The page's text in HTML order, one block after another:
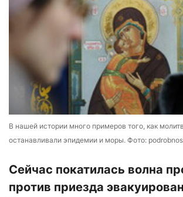
В нашей истории много примеров того, как
останавливали эпидемии и моры. Фото:
Сейчас покатилась волна
против приезда